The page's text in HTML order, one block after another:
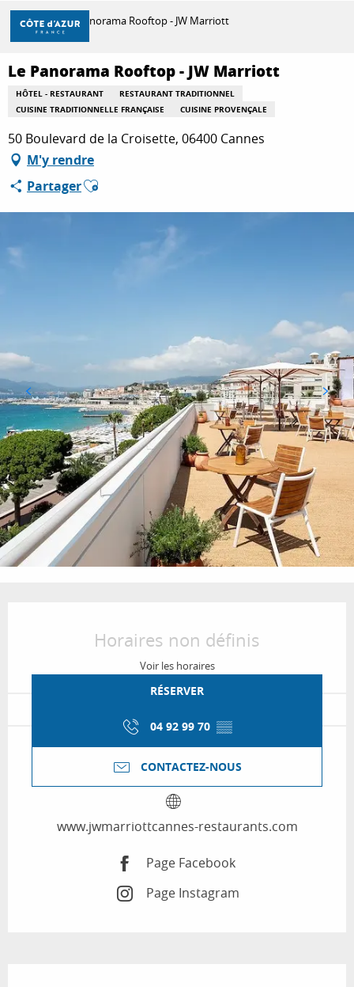
Aller
contenu
principal
DÉCOUVRIR
À FAIRE
SÉJOURNER
Accueil Le Panorama Rooftop - JW Marriott
Le Panorama Rooftop - JW Marriott
HÔTEL - RESTAURANT
RESTAURANT TRADITIONNEL
CUISINE TRADITIONNELLE FRANÇAISE
CUISINE PROVENÇALE
50 Boulevard de la Croisette, 06400 Cannes
M'y rendre
PartagerAjouter aux favoris
Horaires non définis
Voir les horaires
RÉSERVER
04 92 99 70 ▒▒
CONTACTEZ-NOUS
www.jwmarriottcannes-restaurants.com
Page Facebook
Page Instagram